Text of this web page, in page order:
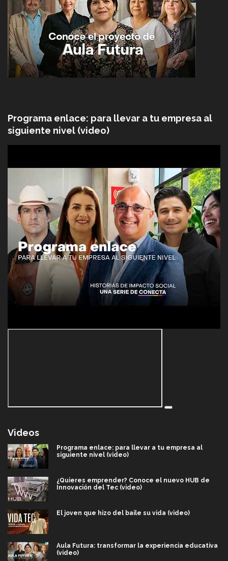
Programa enlace: para llevar a tu empresa al
siguiente nivel (video)
Videos
Programa enlace: para llevar a tu empresa al
siguiente nivel (video)
¿Quieres emprender? Conoce el nuevo HUB de
Innovación del Tec (video)
El joven que hizo del baile su vida (video)
Aula Futura: transformar la experiencia educativa
(video)